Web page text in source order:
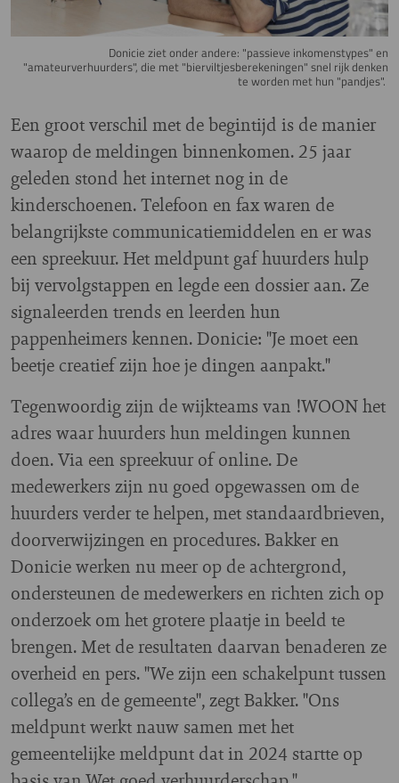
Donicie ziet onder andere: "passieve inkomenstypes" en
"amateurverhuurders", die met "bierviltjesberekeningen" snel rijk denken
te worden met hun "pandjes".
Een groot verschil met de begintijd is de manier
waarop de meldingen binnenkomen. 25 jaar
geleden stond het internet nog in de
kinderschoenen. Telefoon en fax waren de
belangrijkste communicatiemiddelen en er was
een spreekuur. Het meldpunt gaf huurders hulp
bij vervolgstappen en legde een dossier aan. Ze
signaleerden trends en leerden hun
pappenheimers kennen. Donicie: "Je moet een
beetje creatief zijn hoe je dingen aanpakt."
Tegenwoordig zijn de wijkteams van !WOON het
adres waar huurders hun meldingen kunnen
doen. Via een spreekuur of online. De
medewerkers zijn nu goed opgewassen om de
huurders verder te helpen, met standaardbrieven,
doorverwijzingen en procedures. Bakker en
Donicie werken nu meer op de achtergrond,
ondersteunen de medewerkers en richten zich op
onderzoek om het grotere plaatje in beeld te
brengen. Met de resultaten daarvan benaderen ze
overheid en pers. "We zijn een schakelpunt tussen
collega’s en de gemeente", zegt Bakker. "Ons
meldpunt werkt nauw samen met het
gemeentelijke meldpunt dat in 2024 startte op